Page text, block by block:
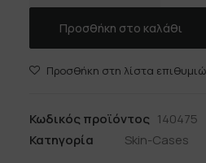
Προσθήκη στο καλάθι
Προσθήκη στη λίστα
Κωδικός προϊόντος 140475
Κατηγορία
Skin-Cases